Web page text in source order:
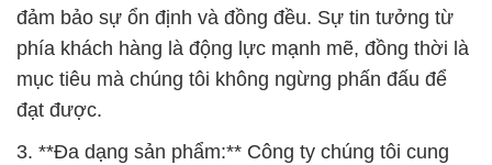
đảm bảo sự ổn định và đồng đều. Sự tin tưởng từ
phía khách hàng là động lực mạnh mẽ, đồng thời là
mục tiêu mà chúng tôi không ngừng phấn đấu để
đạt được.
3. **Đa dạng sản phẩm:** Công ty chúng tôi cung